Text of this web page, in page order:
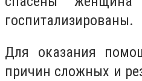
госпитализированы.
Для оказания
причин сложных и